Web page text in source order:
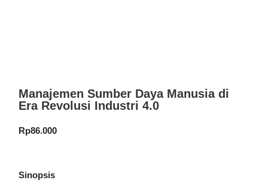
Manajemen Sumber Daya Manusia di
Era Revolusi Industri 4.0
Rp86.000
Sinopsis